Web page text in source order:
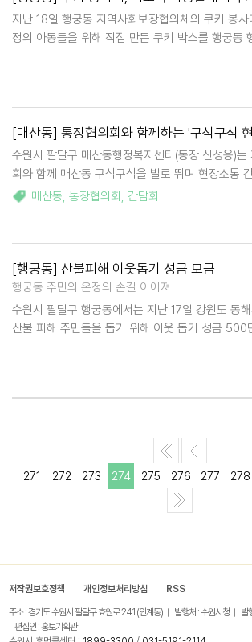
지난 18일 행궁동 지역사회보장협의체의 쿠키 봉
정의 아동들을 위해 직접 만든 쿠키 박스를 행궁동
했다. 행궁동 쿠키 봉사대는 아이들이 따뜻한 이웃
심 속에서 자라고 있다는 안정감을 느낄 수 있도록
[매산동] 통장협의회와 함께하는 '구석구석
수원시 팔달구 매산동행정복지센터(동장 신성용)는
회와 함께 매산동 구석구석을 발로 뛰며 현장소통
이번 현장소통 간담회는 총 8회에 걸쳐 추진되었다
인근 구역 통장 3명이 한 조를 이루어 재해 취약지
매산동, 통장협의회 , 간담회
[행궁동] 산불피해 이웃돕기 성금 모금
행궁동 주민의 온정의 손길 이어져
수원시 팔달구 행궁동에서는 지난 17일 강원도 동
산불 피해 주민들을 돕기 위해 이웃 돕기 성금 500
달구 행궁동(동장 송종백)은 이번 성금을 대형 산
271 272 273 274 275 276 277 278
저작권보호정책 개인정보처리방침 RSS
주소 : 경기도 수원시 팔달구 효원로 241 (인계동) 발행처 : 수원시청
발
편집인 : 홍보기획관